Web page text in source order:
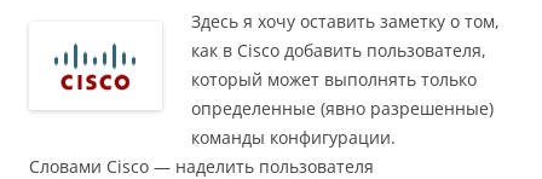
Здесь я хочу оставить заметку о том,
как в Cisco добавить пользователя,
который может выполнять только
определенные (явно разрешенные)
команды конфигурации.
Словами Cisco — наделить пользователя